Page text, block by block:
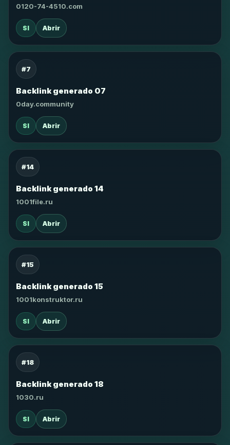
0120-74-4510.com
SI Abrir
#7
Backlink generado 07
0day.community
SI Abrir
#14
Backlink generado 14
1001file.ru
SI Abrir
#15
Backlink generado 15
1001konstruktor.ru
SI Abrir
#18
Backlink generado 18
1030.ru
SI Abrir